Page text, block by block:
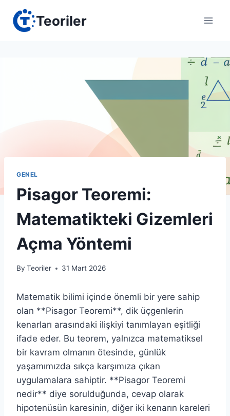
content
Teoriler
GENEL
Pisagor Teoremi:
Matematikteki Gizemleri
Açma Yöntemi
By Teoriler 31 Mart 2026
Matematik bilimi içinde önemli bir yere sahip
olan **Pisagor Teoremi**, dik üçgenlerin
kenarları arasındaki ilişkiyi tanımlayan eşitliği
ifade eder. Bu teorem, yalnızca matematiksel
bir kavram olmanın ötesinde, günlük
yaşamımızda sıkça karşımıza çıkan
uygulamalara sahiptir. **Pisagor Teoremi
nedir** diye sorulduğunda, cevap olarak
hipotenüsün karesinin, diğer iki kenarın kareleri